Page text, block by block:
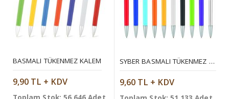
BASMALI TÜKENMEZ KALEM
9,90 TL + KDV
SYBER BASMALI TÜKENMEZ KALEM
9,60 TL + KDV